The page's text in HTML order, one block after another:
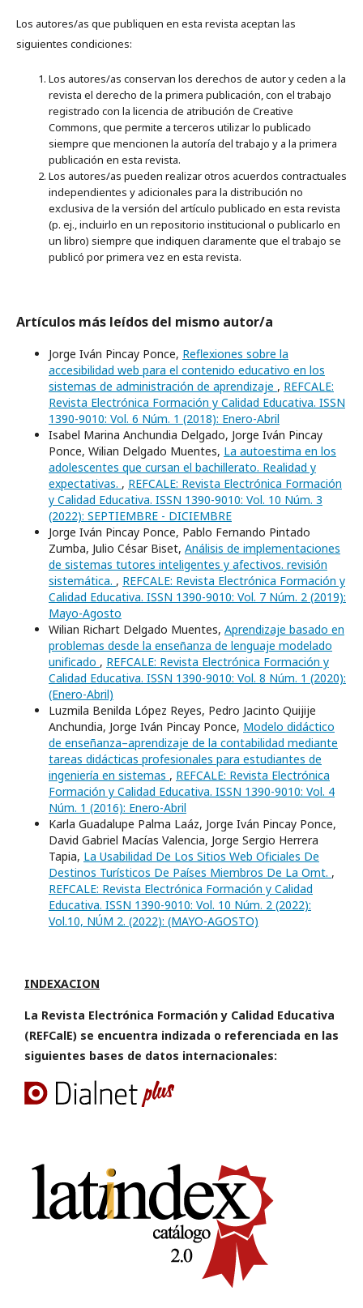
Los autores/as que publiquen en esta revista aceptan las
siguientes condiciones:
Los autores/as conservan los derechos de autor y ceden a la
revista el derecho de la primera publicación, con el trabajo
registrado con la licencia de atribución de Creative
Commons, que permite a terceros utilizar lo publicado
siempre que mencionen la autoría del trabajo y a la primera
publicación en esta revista.
Los autores/as pueden realizar otros acuerdos contractuales
independientes y adicionales para la distribución no
exclusiva de la versión del artículo publicado en esta revista
(p. ej., incluirlo en un repositorio institucional o publicarlo en
un libro) siempre que indiquen claramente que el trabajo se
publicó por primera vez en esta revista.
Artículos más leídos del mismo autor/a
Jorge Iván Pincay Ponce, Reflexiones sobre la
accesibilidad web para el contenido educativo en los
sistemas de administración de aprendizaje , REFCALE:
Revista Electrónica Formación y Calidad Educativa. ISSN
1390-9010: Vol. 6 Núm. 1 (2018): Enero-Abril
Isabel Marina Anchundia Delgado, Jorge Iván Pincay
Ponce, Wilian Delgado Muentes, La autoestima en los
adolescentes que cursan el bachillerato. Realidad y
expectativas. , REFCALE: Revista Electrónica Formación
y Calidad Educativa. ISSN 1390-9010: Vol. 10 Núm. 3
(2022): SEPTIEMBRE - DICIEMBRE
Jorge Iván Pincay Ponce, Pablo Fernando Pintado
Zumba, Julio César Biset, Análisis de implementaciones
de sistemas tutores inteligentes y afectivos. revisión
sistemática. , REFCALE: Revista Electrónica Formación y
Calidad Educativa. ISSN 1390-9010: Vol. 7 Núm. 2 (2019):
Mayo-Agosto
Wilian Richart Delgado Muentes, Aprendizaje basado en
problemas desde la enseñanza de lenguaje modelado
unificado , REFCALE: Revista Electrónica Formación y
Calidad Educativa. ISSN 1390-9010: Vol. 8 Núm. 1 (2020):
(Enero-Abril)
Luzmila Benilda López Reyes, Pedro Jacinto Quijije
Anchundia, Jorge Iván Pincay Ponce, Modelo didáctico
de enseñanza–aprendizaje de la contabilidad mediante
tareas didácticas profesionales para estudiantes de
ingeniería en sistemas , REFCALE: Revista Electrónica
Formación y Calidad Educativa. ISSN 1390-9010: Vol. 4
Núm. 1 (2016): Enero-Abril
Karla Guadalupe Palma Laáz, Jorge Iván Pincay Ponce,
David Gabriel Macías Valencia, Jorge Sergio Herrera
Tapia, La Usabilidad De Los Sitios Web Oficiales De
Destinos Turísticos De Países Miembros De La Omt. ,
REFCALE: Revista Electrónica Formación y Calidad
Educativa. ISSN 1390-9010: Vol. 10 Núm. 2 (2022):
Vol.10, NÚM 2. (2022): (MAYO-AGOSTO)
INDEXACION
La Revista Electrónica Formación y Calidad Educativa
(REFCalE) se encuentra indizada o referenciada en las
siguientes bases de datos internacionales: